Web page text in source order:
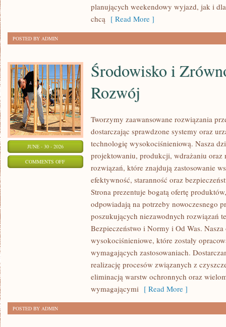
planujących weekendowy wyjazd, jak i
chcą [ Read More ]
POSTED BY ADMIN
JUNE - 30 - 2026
COMMENTS OFFON
Środowisko i
Rozwój
Tworzymy zaawansowane rozwiązania
dostarczając sprawdzone systemy oraz
technologię wysokociśnieniową. Nasza
projektowaniu, produkcji, wdrażaniu oraz
rozwiązań, które znajdują zastosowanie
efektywność, staranność oraz
Strona prezentuje bogatą ofertę
odpowiadają na potrzeby nowoczesnego
poszukujących niezawodnych rozwiązań
Bezpieczeństwo i Normy i Od Was.
wysokociśnieniowe, które zostały
wymagających zastosowaniach.
realizację procesów związanych z
eliminacją warstw ochronnych oraz
wymagającymi [ Read More ]
POSTED BY ADMIN